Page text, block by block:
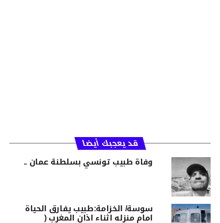
قد يعجبك أيضا
وفاة طبيب تونسي بسلطنة عمان ..
سوسة/ الخزامة:طبيب يفارق الحياة
امام منزله اثناء اذان المغرب (